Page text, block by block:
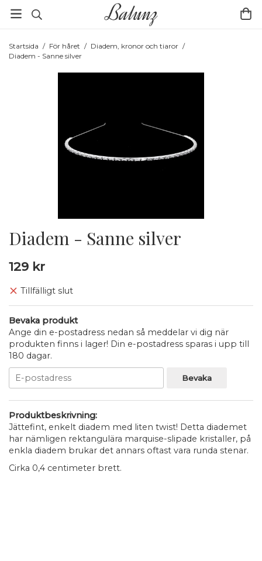
Startsida / För håret / Diadem, kronor och tiaror /
Diadem - Sanne silver
Diadem - Sanne silver
129 kr
Tillfälligt slut
Bevaka produkt
Ange din e-postadress nedan så meddelar vi dig när
produkten finns i lager! Din e-postadress sparas i upp till
180 dagar.
Bevaka
Produktbeskrivning:
Jättefint, enkelt diadem med liten twist! Detta diademet
har nämligen rektangulära marquise-slipade kristaller, på
enkla diadem brukar det annars oftast vara runda stenar.
Cirka 0,4 centimeter brett.